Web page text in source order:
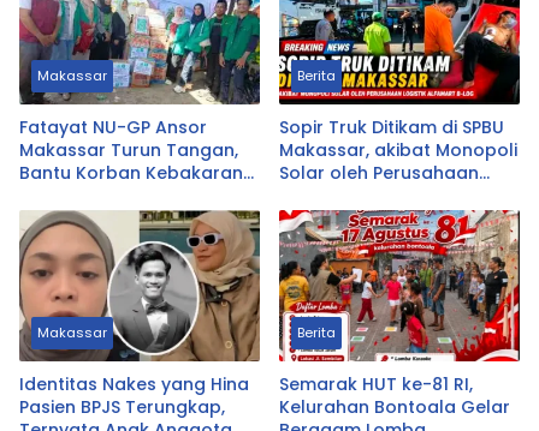
Makassar
Fatayat NU-GP Ansor
Makassar Turun Tangan,
Bantu Korban Kebakaran
Berita
Sopir Truk Ditikam di SPBU
Makassar, akibat Monopoli
Solar oleh Perusahaan
Makassar
Identitas Nakes yang Hina
Pasien BPJS Terungkap,
Berita
Semarak HUT ke-81 RI,
Kelurahan Bontoala Gelar